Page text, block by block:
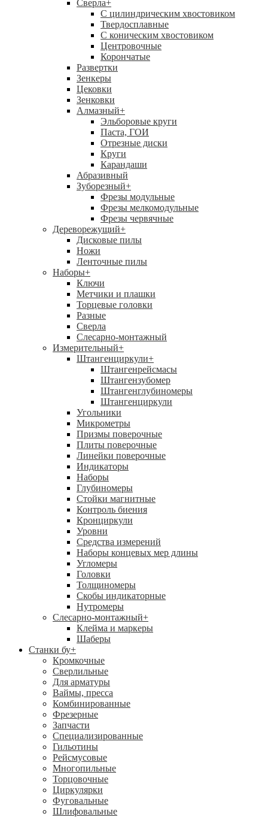
Сверла+
С цилиндрическим хвостовиком
Твердосплавные
С коническим хвостовиком
Центровочные
Корончатые
Развертки
Зенкеры
Цековки
Зенковки
Алмазный+
Эльборовые круги
Паста, ГОИ
Отрезные диски
Круги
Карандаши
Абразивный
Зуборезный+
Фрезы модульные
Фрезы мелкомодульные
Фрезы червячные
Дереворежущий+
Дисковые пилы
Ножи
Ленточные пилы
Наборы+
Ключи
Метчики и плашки
Торцевые головки
Разные
Сверла
Слесарно-монтажный
Измерительный+
Штангенциркули+
Штангенрейсмасы
Штангензубомер
Штангенглубиномеры
Штангенциркули
Угольники
Микрометры
Призмы поверочные
Плиты поверочные
Линейки поверочные
Индикаторы
Наборы
Глубиномеры
Стойки магнитные
Контроль биения
Кронциркули
Уровни
Средства измерений
Наборы концевых мер длины
Угломеры
Головки
Толщиномеры
Скобы индикаторные
Нутромеры
Слесарно-монтажный+
Клейма и маркеры
Шаберы
Станки бу+
Кромкочные
Сверлильные
Для арматуры
Ваймы, пресса
Комбинированные
Фрезерные
Запчасти
Специализированные
Гильотины
Рейсмусовые
Многопильные
Торцовочные
Циркулярки
Фуговальные
Шлифовальные